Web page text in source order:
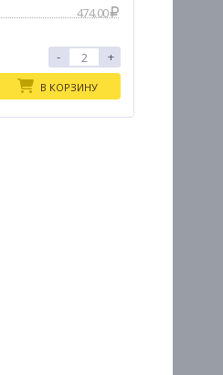
474.00
- +
В КОРЗИНУ